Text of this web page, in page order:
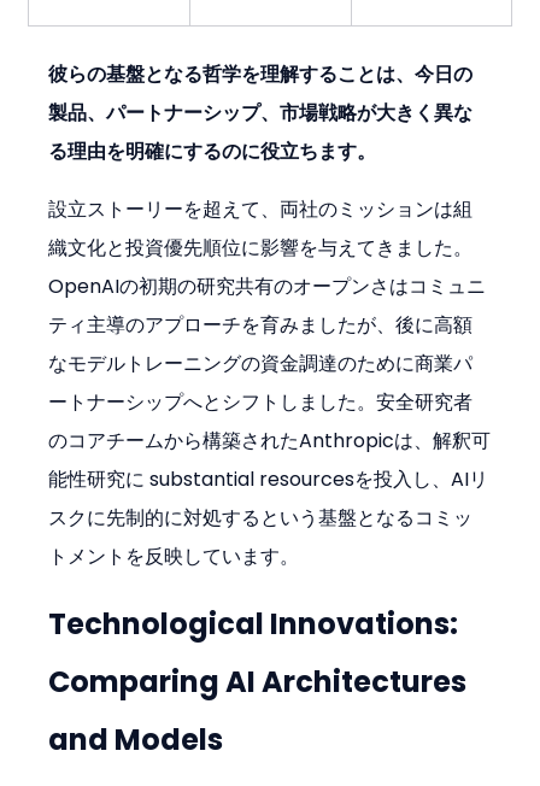
彼らの基盤となる哲学を理解することは、今日の
製品、パートナーシップ、市場戦略が大きく異な
る理由を明確にするのに役立ちます。
設立ストーリーを超えて、両社のミッションは組
織文化と投資優先順位に影響を与えてきました。
OpenAIの初期の研究共有のオープンさはコミュニ
ティ主導のアプローチを育みましたが、後に高額
なモデルトレーニングの資金調達のために商業パ
ートナーシップへとシフトしました。安全研究者
のコアチームから構築されたAnthropicは、解釈可
能性研究に substantial resourcesを投入し、AIリ
スクに先制的に対処するという基盤となるコミッ
トメントを反映しています。
Technological Innovations:
Comparing AI Architectures
and Models